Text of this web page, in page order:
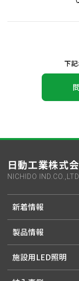
下記
日動工業株式
NICHIDO IND.CO.,LTD.
新着情報
製品情報
施設用LED照明